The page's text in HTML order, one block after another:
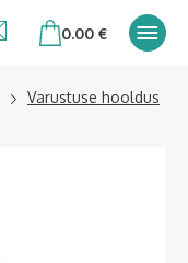
0.00 €
Varustuse hooldus